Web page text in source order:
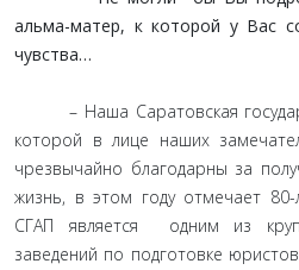
альма-матер, к которой у Вас
чувства…
– Наша Саратовская
которой в лице наших
чрезвычайно благодарны за
жизнь, в этом году отмечает
СГАП является одним из
заведений по подготовке